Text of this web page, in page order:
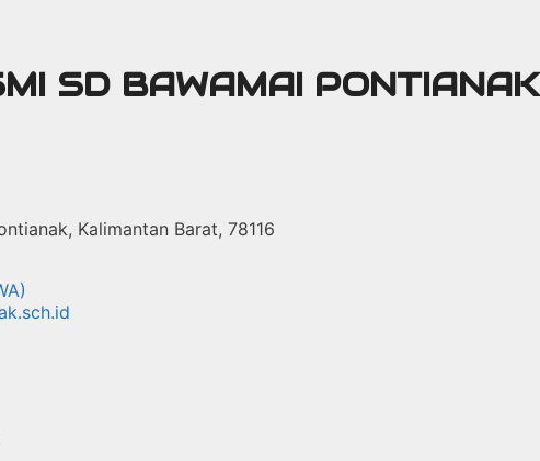
SD BAWAMAI PONTIANAK
Kalimantan Barat, 78116